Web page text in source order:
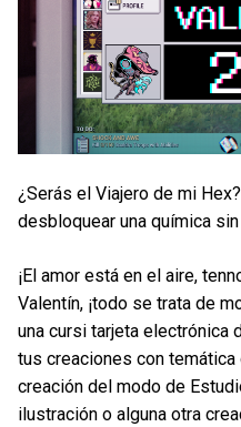
¿Serás el Viajero de mi
desbloquear una química
¡El amor está en el aire,
Valentín, ¡todo se trata de
una cursi tarjeta electrónica
tus creaciones con temática
creación del modo de
ilustración o alguna otra